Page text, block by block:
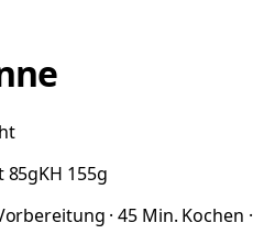
85gKH 155g
· 45 Min. Kochen ·